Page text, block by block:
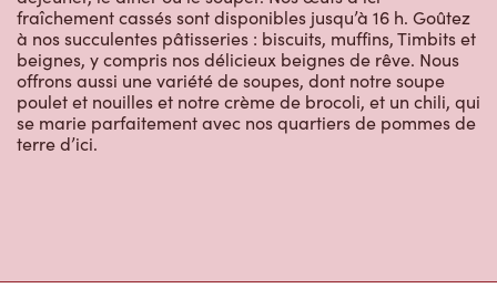
fraîchement cassés sont disponibles jusqu’à 16 h. Goûtez
à nos succulentes pâtisseries : biscuits, muffins, Timbits et
beignes, y compris nos délicieux beignes de rêve. Nous
offrons aussi une variété de soupes, dont notre soupe
poulet et nouilles et notre crème de brocoli, et un chili, qui
se marie parfaitement avec nos quartiers de pommes de
terre d’ici.